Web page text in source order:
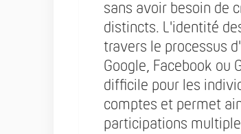
sans avoir besoin de
distincts. L'identité
travers le processus
Google, Facebook ou
difficile pour les
comptes et permet
participations